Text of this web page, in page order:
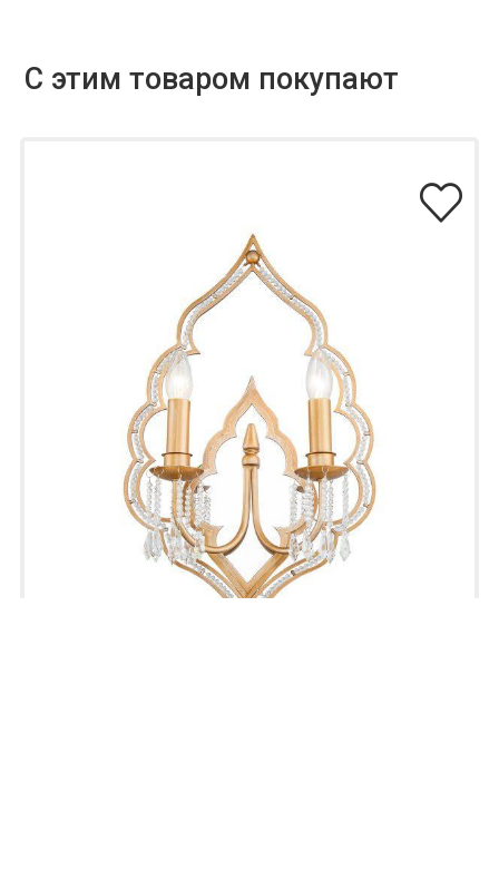
С этим товаром покупают